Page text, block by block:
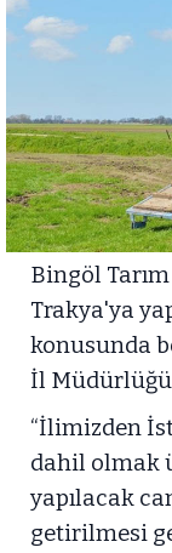
Bingöl
Trakya'ya
konusunda
İl Müdürlüğü
“İlimizden
dahil olmak
yapılacak
getirilmesi